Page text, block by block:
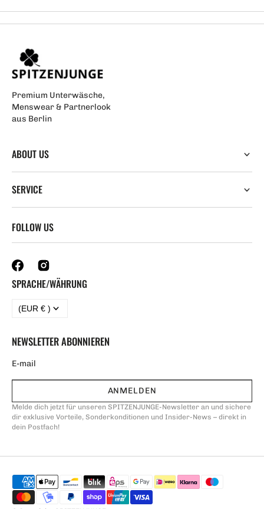
Premium Unterwäsche,
Menswear & Partnerlook
aus Berlin
ABOUT US
SERVICE
NEWSLETTER ABONNIEREN
ANMELDEN
Melde dich jetzt für unseren SPITZENJUNGE-Newsletter an und sichere
dir exklusive Vorteile, Sonderkonditionen und Insider-News – direkt in
dein Postfach!
FOLLOW US
SPRACHE/WÄHRUNG
(EUR € )